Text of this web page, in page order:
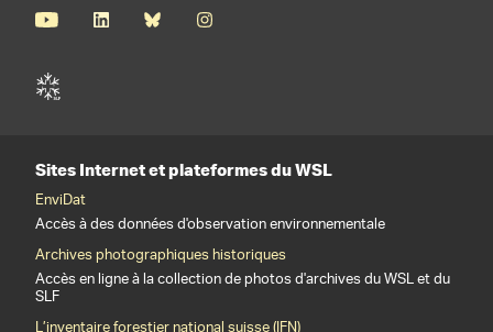
Sites Internet et plateformes du WSL
EnviDat
Accès à des données d'observation environnementale
Archives photographiques historiques
Accès en ligne à la collection de photos d'archives du WSL et du
SLF